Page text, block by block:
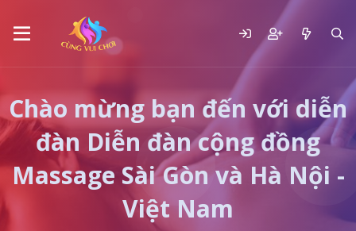
Chào mừng bạn đến với diễn
đàn Diễn đàn cộng đồng
Massage Sài Gòn và Hà Nội -
Việt Nam